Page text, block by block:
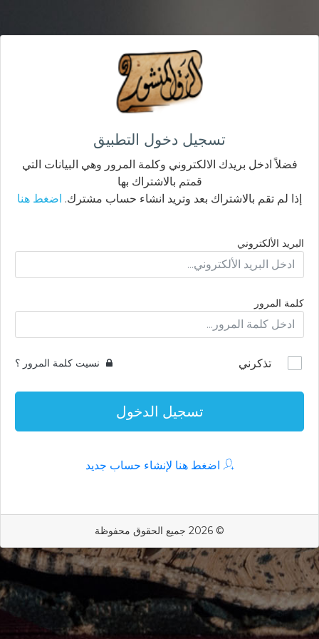
تسجيل دخول التطبيق
فضلاً ادخل بريدك الالكتروني وكلمة المرور وهي البيانات التي
قمتم بالاشتراك بها
إذا لم تقم بالاشتراك بعد وتريد انشاء حساب مشترك. اضغط هنا
البريد الألكتروني
كلمة المرور
تذكرني نسيت كلمة المرور ؟
تسجيل الدخول
اضغط هنا لإنشاء حساب جديد
© 2026 جميع الحقوق محفوظة